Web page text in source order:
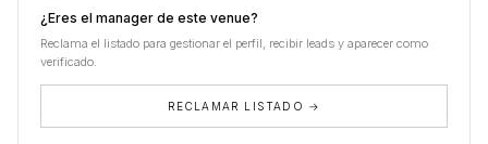
¿Eres el manager de este venue?
Reclama el listado para gestionar el perfil, recibir leads y aparecer como
verificado.
RECLAMAR LISTADO →